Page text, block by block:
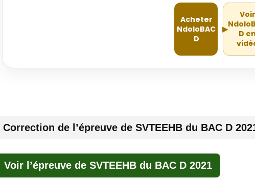
Acheter
NdoloBAC
D
▶
Voir
D
Correction de l’épreuve de SVTEEHB du BAC D
Voir l’épreuve de SVTEEHB du BAC D 2021